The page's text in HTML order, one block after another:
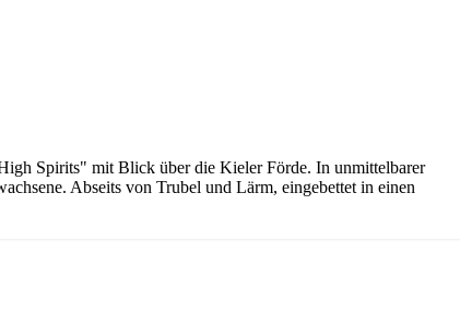
Spirits" mit Blick über die Kieler Förde. In unmittelbarer
Abseits von Trubel und Lärm, eingebettet in einen